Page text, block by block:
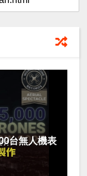
台無人機表